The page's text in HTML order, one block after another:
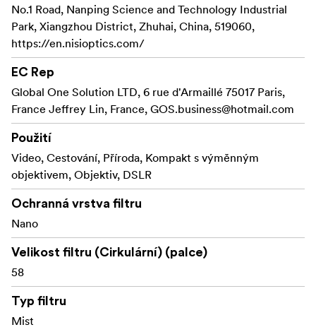
No.1 Road, Nanping Science and Technology Industrial
Park, Xiangzhou District, Zhuhai, China, 519060,
https://en.nisioptics.com/
EC Rep
Global One Solution LTD, 6 rue d'Armaillé 75017 Paris,
France Jeffrey Lin, France, GOS.business@hotmail.com
Použití
Video, Cestování, Příroda, Kompakt s výměnným
objektivem, Objektiv, DSLR
Ochranná vrstva filtru
Nano
Velikost filtru (Cirkulární) (palce)
58
Typ filtru
Mist